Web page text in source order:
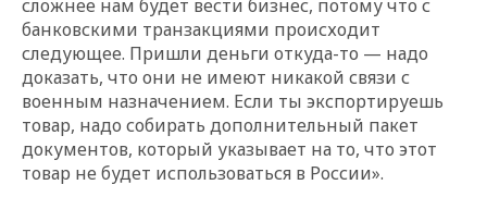
сложнее нам будет вести бизнес, потому что с
банковскими транзакциями происходит
следующее. Пришли деньги откуда-то — надо
доказать, что они не имеют никакой связи с
военным назначением. Если ты экспортируешь
товар, надо собирать дополнительный пакет
документов, который указывает на то, что этот
товар не будет использоваться в России».